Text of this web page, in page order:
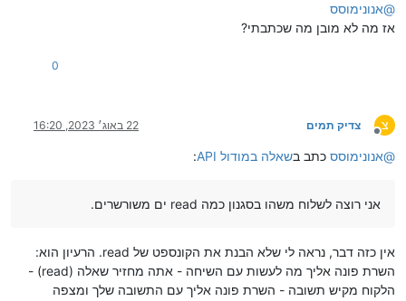
@אנונימוסס
אז מה לא מובן מה שכתבתי?
0
צ
מנותק
צדיק תמים 22 באוג׳ 2023, 16:20
@אנונימוסס כתב בשאלה במודול API :
אני רוצה לשלוח משהו בסגנון כמה read ים משורשרים.
אין כזה דבר, נראה לי שלא הבנת את הקונספט של read. הרעיון הוא:
השרת פונה אליך מה לעשות עם השיחה - אתה מחזיר שאלה (read) -
הלקוח מקיש תשובה - השרת פונה אליך עם התשובה שלך ומצפה